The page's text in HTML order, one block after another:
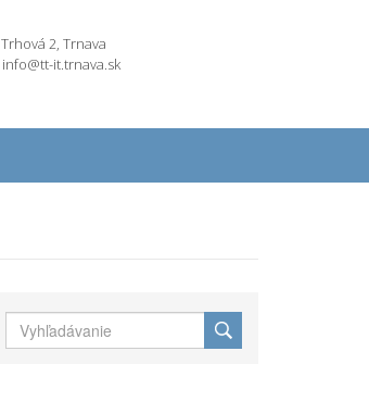
Trhová 2, Trnava
info@tt-it.trnava.sk